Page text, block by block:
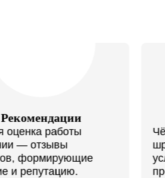
Никаких рисков
договор без «мелкого
все важные
и обязательства
заранее.